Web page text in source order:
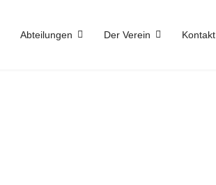
Abteilungen Der Verein Kontakt